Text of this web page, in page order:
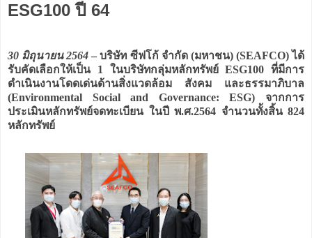
ESG100 ปี 64
30 มิถุนายน 2564 – บริษัท ซีฟโก้ จำกัด (มหาชน) (SEAFCO) ได้
รับคัดเลือกให้เป็น 1 ในบริษัทกลุ่มหลักทรัพย์ ESG100 ที่มีการ
ดำเนินงานโดดเด่นด้านสิ่งแวดล้อม สังคม และธรรมาภิบาล
(Environmental Social and Governance: ESG) จากการ
ประเมินหลักทรัพย์จดทะเบียน ในปี พ.ศ.2564 จำนวนทั้งสิ้น 824
หลักทรัพย์